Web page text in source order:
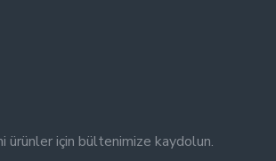
ürünler için bültenimize kaydolun.